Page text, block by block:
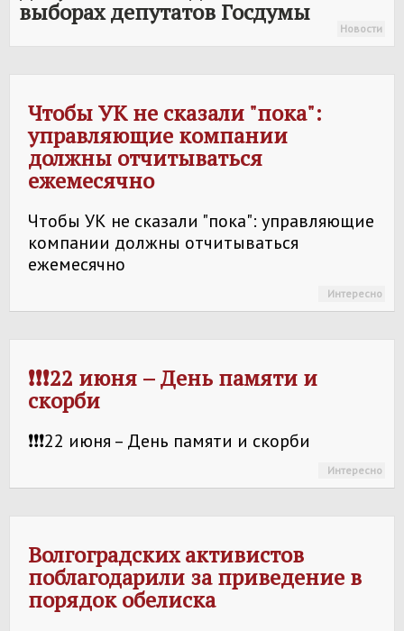
выборах депутатов Госдумы
Новости
Чтобы УК не сказали "пока":
управляющие компании
должны отчитываться
ежемесячно
Чтобы УК не сказали "пока": управляющие
компании должны отчитываться
ежемесячно
Интересно
❗❗❗22 июня – День памяти и
скорби
❗❗❗22 июня – День памяти и скорби
Интересно
Волгоградских активистов
поблагодарили за приведение в
порядок обелиска